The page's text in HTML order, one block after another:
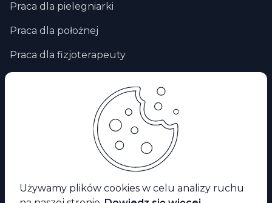
Używamy plików cookies w celu analizy ruchu
Praca dla pielegniarki
Praca dla położnej
Praca dla fizjoterapeuty
Praca dla ratownika medycznego